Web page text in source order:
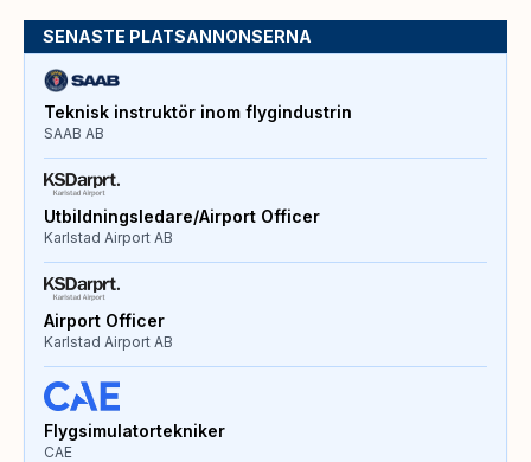
SENASTE PLATSANNONSERNA
Teknisk instruktör inom flygindustrin
SAAB AB
Utbildningsledare/Airport Officer
Karlstad Airport AB
Airport Officer
Karlstad Airport AB
Flygsimulatortekniker
CAE